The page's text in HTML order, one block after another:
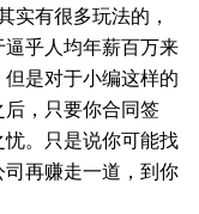
实有很多玩法的，
乎人均年薪百万来
是对于小编这样的
，只要你合同签
。只是说你可能找
再赚走一道，到你